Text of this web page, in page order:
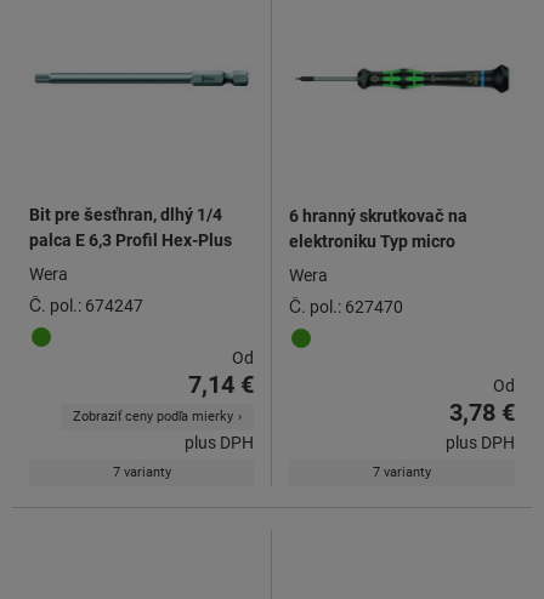
Bit pre šesťhran, dlhý 1/4
palca E 6,3 Profil Hex-Plus
Wera
Č. pol.: 674247
Od
7,14 €
Zobraziť ceny podľa mierky
plus DPH
7 varianty
6 hranný skrutkovač na
elektroniku Typ micro
Wera
Č. pol.: 627470
Od
3,78 €
plus DPH
7 varianty